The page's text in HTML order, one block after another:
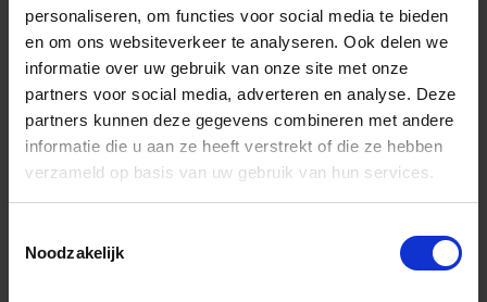
personaliseren, om functies voor social media te bieden
en om ons websiteverkeer te analyseren. Ook delen we
informatie over uw gebruik van onze site met onze
partners voor social media, adverteren en analyse. Deze
partners kunnen deze gegevens combineren met andere
informatie die u aan ze heeft verstrekt of die ze hebben
verzameld op basis van uw gebruik van hun services.
Noodzakelijk